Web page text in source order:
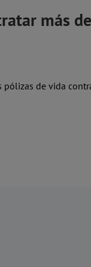
más
pólizas de vida